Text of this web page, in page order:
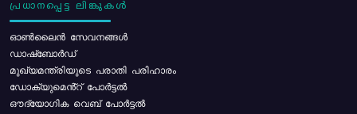
പ്രധാനപ്പെട്ട ലിങ്കുകൾ
ഓൺലൈൻ സേവനങ്ങൾ
ഡാഷ്ബോർഡ്
മുഖ്യമന്ത്രിയുടെ പരാതി പരിഹാരം
ഡോക്യുമെൻ്റ് പോർട്ടൽ
ഔദ്യോഗിക വെബ് പോർട്ടൽ